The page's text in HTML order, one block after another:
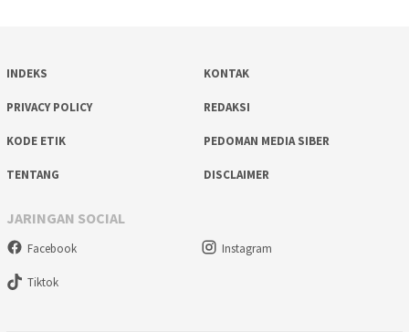
INDEKS KONTAK
PRIVACY POLICY REDAKSI
KODE ETIK PEDOMAN MEDIA SIBER
TENTANG DISCLAIMER
JARINGAN SOCIAL
Facebook Instagram
Tiktok